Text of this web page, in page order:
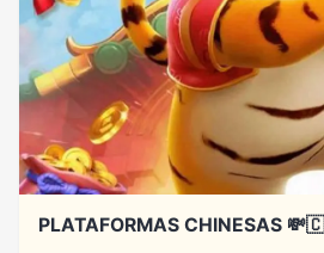
PLATAFORMAS CHINESAS